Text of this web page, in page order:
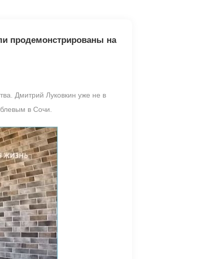
продемонстрированы на
Дмитрий Луковкин уже не в
в Сочи.